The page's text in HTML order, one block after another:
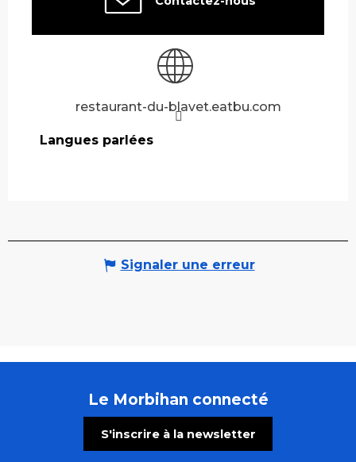
restaurant-du-blavet.eatbu.com
Langues parlées
Langues parlées
Signaler une erreur
Le Morbihan connecté
S'inscrire à la newsletter